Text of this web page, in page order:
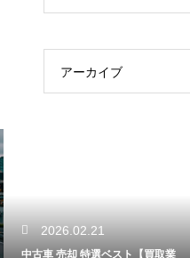
アーカイブ
2026.02.21
中古車 売却 特選ベスト【買取業